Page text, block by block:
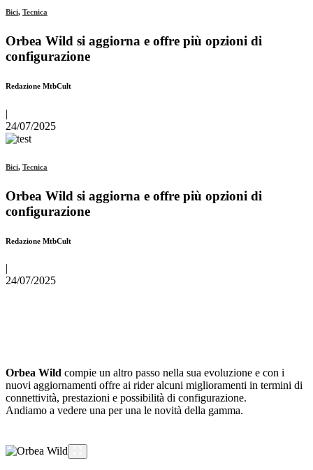
Bici, Tecnica
Orbea Wild si aggiorna e offre più opzioni di
configurazione
Redazione MtbCult
|
24/07/2025
Bici, Tecnica
Orbea Wild si aggiorna e offre più opzioni di
configurazione
Redazione MtbCult
24/07/2025
Orbea Wild compie un altro passo nella sua evoluzione e con i
nuovi aggiornamenti offre ai rider alcuni miglioramenti in termini di
connettività, prestazioni e possibilità di configurazione.
Andiamo a vedere una per una le novità della gamma.